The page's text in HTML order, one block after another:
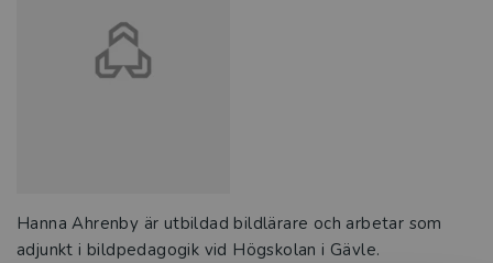
Hanna Ahrenby är utbildad bildlärare och arbetar som
adjunkt i bildpedagogik vid Högskolan i Gävle.